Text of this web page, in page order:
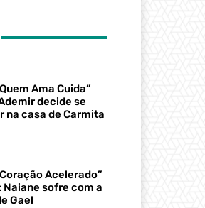
Ama Cuida”
decide se
na casa de Carmita
Acelerado”
Naiane sofre com a
Gael